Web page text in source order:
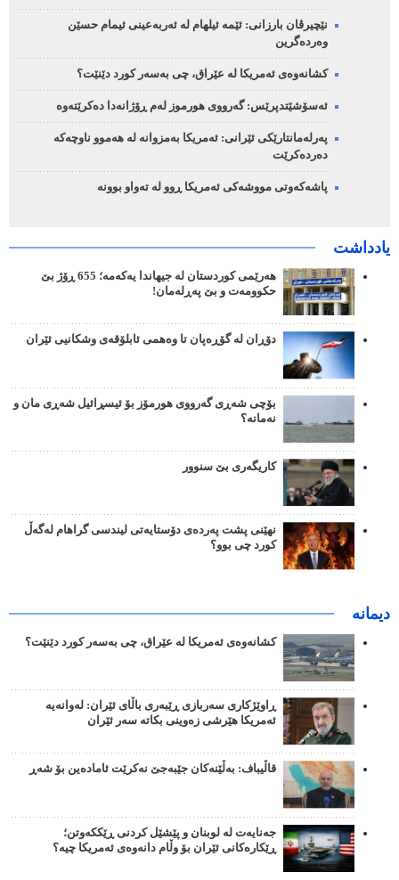
نێچیرڤان بارزانی: ئێمە ئیلهام لە ئەربەعینی ئیمام حسێن
وەردەگرین
کشانەوەی ئەمریکا لە عێراق، چی بەسەر کورد دێنێت؟
ئەسۆشێتدپرێس: گەرووی هورموز لەم ڕۆژانەدا دەکرێتەوە
پەرلەمانتارێکی ئێرانی: ئەمریکا بەمزوانە لە هەموو ناوچەکە
دەردەکرێت
پاشەکەوتی مووشەکی ئەمریکا ڕوو لە تەواو بوونە
یادداشت
هەرێمی کوردستان لە جیهاندا یەکەمە؛ 655 ڕۆژ بێ
حکوومەت و بێ پەڕلەمان!
دۆڕان لە گۆڕەپان تا وەهمی ئابلۆقەی وشکانیی ئێران
بۆچی شەڕی گەرووی هورمۆز بۆ ئیسڕائیل شەڕی مان و
نەمانە؟
کاریگەری بێ سنوور
نهێنی پشت پەردەی دۆستایەتی لیندسی گراهام لەگەڵ
کورد چی بوو؟
دیمانە
کشانەوەی ئەمریکا لە عێراق، چی بەسەر کورد دێنێت؟
ڕاوێژکاری سەربازی ڕێبەری باڵای ئێران: لەوانەیە
ئەمریکا هێرشی زەوینی بکاتە سەر ئێران
قاڵیباف: بەڵێنەکان جێبەجێ نەکرێت ئامادەین بۆ شەڕ
جەنایەت لە لوبنان و پێشێل کردنی ڕێککەوتن؛
ڕێکارەکانی ئێران بۆ وڵام دانەوەی ئەمریکا چیە؟